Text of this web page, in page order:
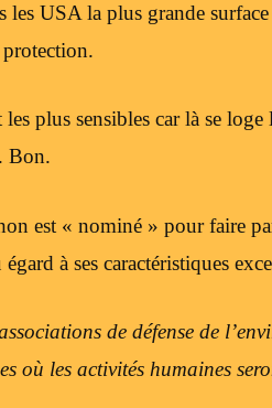
les USA la plus grande
protection.
plus sensibles car là se loge
Bon.
est « nominé » pour faire
à ses caractéristiques
de défense de
où les activités humaines